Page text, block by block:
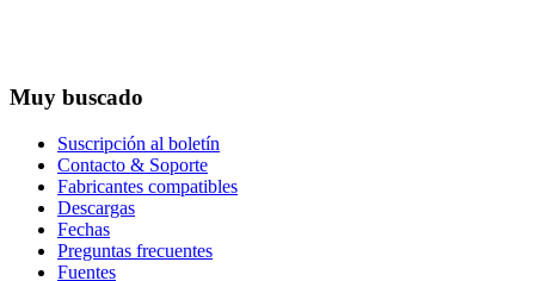
Muy buscado
Suscripción al boletín
Contacto & Soporte
Fabricantes compatibles
Descargas
Fechas
Preguntas frecuentes
Fuentes